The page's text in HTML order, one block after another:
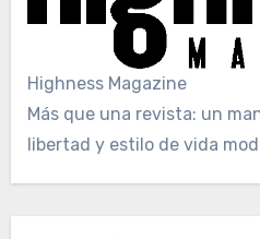
Highness Magazine
Más que una revista: un
libertad y estilo de vida